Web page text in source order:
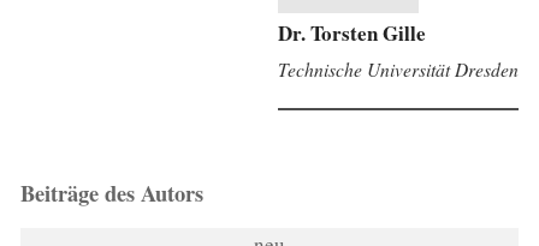
Dr. Torsten Gille
Technische Universität Dresden
Beiträge des Autors